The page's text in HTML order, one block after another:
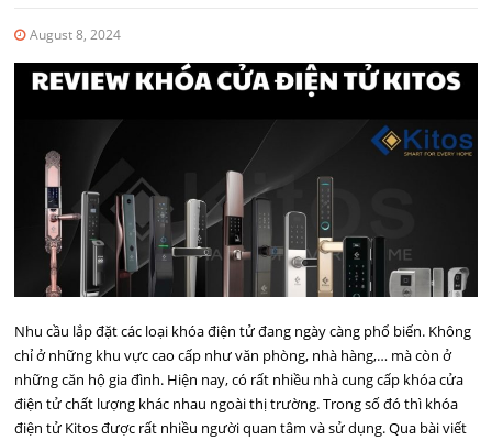
August 8, 2024
Nhu cầu lắp đặt các loại khóa điện tử đang ngày càng phổ biến. Không
chỉ ở những khu vực cao cấp như văn phòng, nhà hàng,… mà còn ở
những căn hộ gia đình. Hiện nay, có rất nhiều nhà cung cấp khóa cửa
điện tử chất lượng khác nhau ngoài thị trường. Trong số đó thì khóa
điện tử Kitos được rất nhiều người quan tâm và sử dụng. Qua bài viết